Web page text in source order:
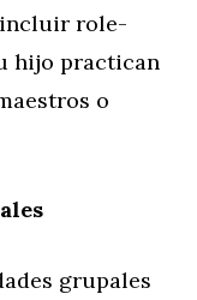
incluir role-
hijo practican
o
grupales